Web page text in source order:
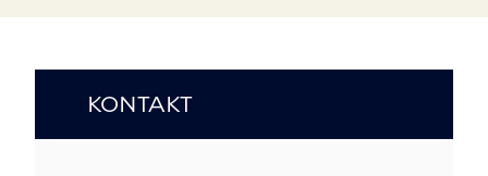
KONTAKT